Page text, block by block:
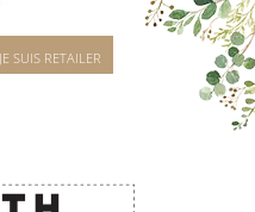
JE SUIS RETAILER